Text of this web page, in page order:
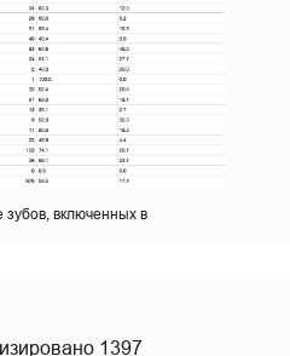
включенных в
1397